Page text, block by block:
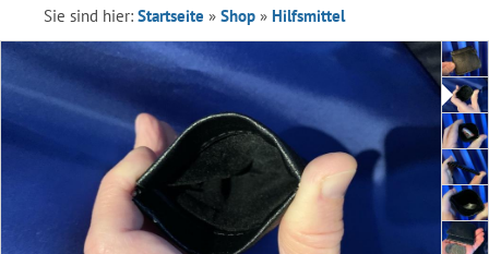
Sie sind hier: Startseite » Shop » Hilfsmittel